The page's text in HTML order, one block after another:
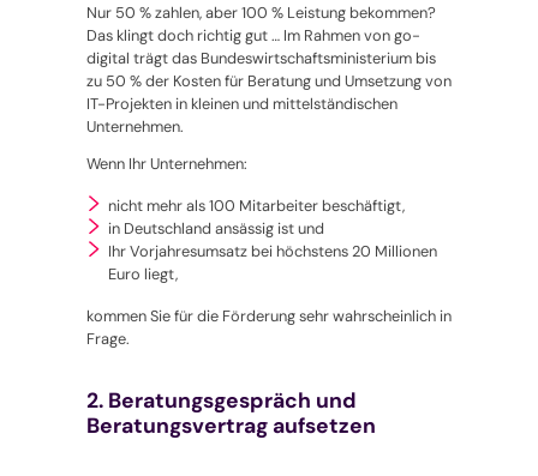
Nur 50 % zahlen, aber 100 % Leistung bekommen?
Das klingt doch richtig gut … Im Rahmen vongo-
digital trägt das Bundeswirtschaftsministerium bis
zu 50 % der Kosten für Beratung und Umsetzung von
IT-Projekten in kleinen und mittelständischen
Unternehmen.
Wenn Ihr Unternehmen:
nicht mehr als 100 Mitarbeiter beschäftigt,
in Deutschland ansässig ist und
Ihr Vorjahresumsatz bei höchstens 20 Millionen
Euro liegt,
kommen Sie für die Förderung sehr wahrscheinlich in
Frage.
2. Beratungsgespräch und
Beratungsvertrag aufsetzen